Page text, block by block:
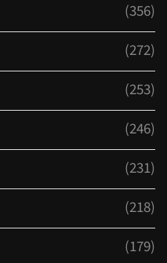
(356)
(272)
(253)
(246)
(231)
(218)
(179)